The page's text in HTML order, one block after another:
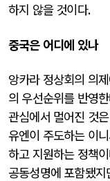
하지 않을 것이다.
중국은 어디에 있나
앙카라 정상회의 의
의 우선순위를 반영
관심에서 멀어진 것
유엔이 주도하는 이
하고 지원하는 정책
공동성명에 포함됐